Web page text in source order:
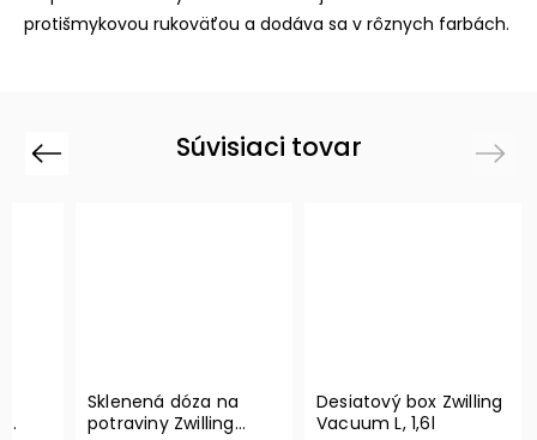
protišmykovou rukoväťou a dodáva sa v rôznych farbách.
Súvisiaci tovar
Previous
Sklenená dóza na
potraviny Zwilling
Desiatový box Zwilling
Vacuum L, 1,6l
Next